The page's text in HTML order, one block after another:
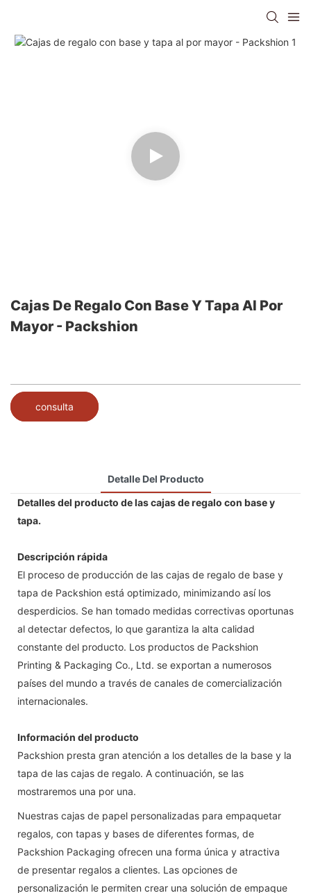
Cajas De Regalo Con Base Y Tapa Al Por
Mayor - Packshion
consulta
Detalle Del Producto
Detalles del producto de las cajas de regalo con base y
tapa.
Descripción rápida
El proceso de producción de las cajas de regalo de base y
tapa de Packshion está optimizado, minimizando así los
desperdicios. Se han tomado medidas correctivas oportunas
al detectar defectos, lo que garantiza la alta calidad
constante del producto. Los productos de Packshion
Printing & Packaging Co., Ltd. se exportan a numerosos
países del mundo a través de canales de comercialización
internacionales.
Información del producto
Packshion presta gran atención a los detalles de la base y la
tapa de las cajas de regalo. A continuación, se las
mostraremos una por una.
Nuestras cajas de papel personalizadas para empaquetar
regalos, con tapas y bases de diferentes formas, de
Packshion Packaging ofrecen una forma única y atractiva
de presentar regalos a clientes. Las opciones de
personalización le permiten crear una solución de empaque